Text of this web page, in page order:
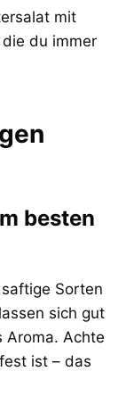
mit
du immer
besten
Sorten
sich gut
Aroma. Achte
ist – das